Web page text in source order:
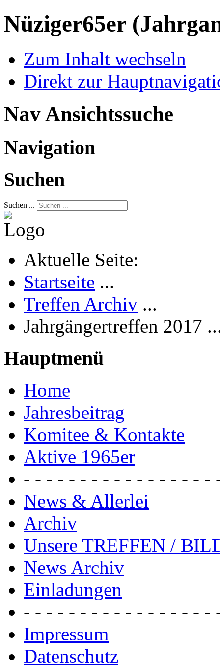
Nüziger65er
Zum Inhalt wechseln
Direkt zur
Nav Ansichtssuche
Navigation
Suchen
Suchen ...
Aktuelle Seite:
Startseite ...
Treffen Archiv ...
Jahrgängertreffen 2017
Hauptmenü
Home
Jahresbeitrag
Komitee & Kontakte
Aktive 1965er
- - - - - - - - - - - - - - - - -
News & Allerlei
Archiv
Unsere TREFFEN /
News Archiv
Einladungen
- - - - - - - - - - - - - - - - -
Impressum
Datenschutz